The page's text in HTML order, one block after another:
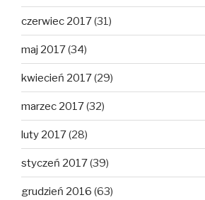
czerwiec 2017(31)
maj 2017(34)
kwiecień 2017(29)
marzec 2017(32)
luty 2017(28)
styczeń 2017(39)
grudzień 2016 (63)